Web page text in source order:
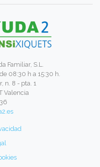
Familiar, S.L.
08:30 h a 15:30 h.
n. 8 - pta. 1
Valencia